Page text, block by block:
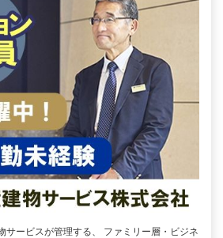
サービスが管理する、 ファミリー層・ビジネ